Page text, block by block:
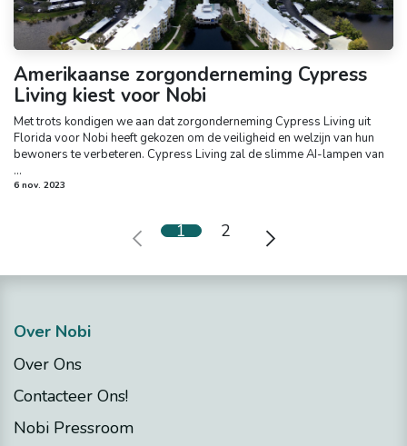
Amerikaanse zorgonderneming Cypress
Living kiest voor Nobi
Met trots kondigen we aan dat zorgonderneming Cypress Living uit
Florida voor Nobi heeft gekozen om de veiligheid en welzijn van hun
bewoners te verbeteren. Cypress Living zal de slimme AI-lampen van
...
6 nov. 2023
1 2
Over Nobi
Over Ons
Contacteer Ons!
Nobi Pressroom